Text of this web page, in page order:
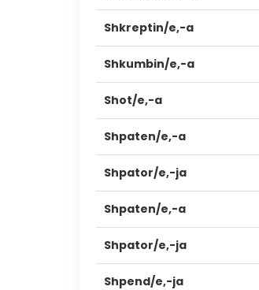
Shkreptin/e,-a
Shkumbin/e,-a
Shot/e,-a
Shpaten/e,-a
Shpator/e,-ja
Shpaten/e,-a
Shpator/e,-ja
Shpend/e,-ja